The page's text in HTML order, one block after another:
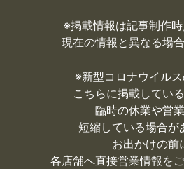
※掲載情報は記事制作時
現在の情報と異なる場合
※新型コロナウイルス
こちらに掲載してい
臨時の休業や営
短縮している場合が
お出かけの前
各店舗へ直接営業情報を